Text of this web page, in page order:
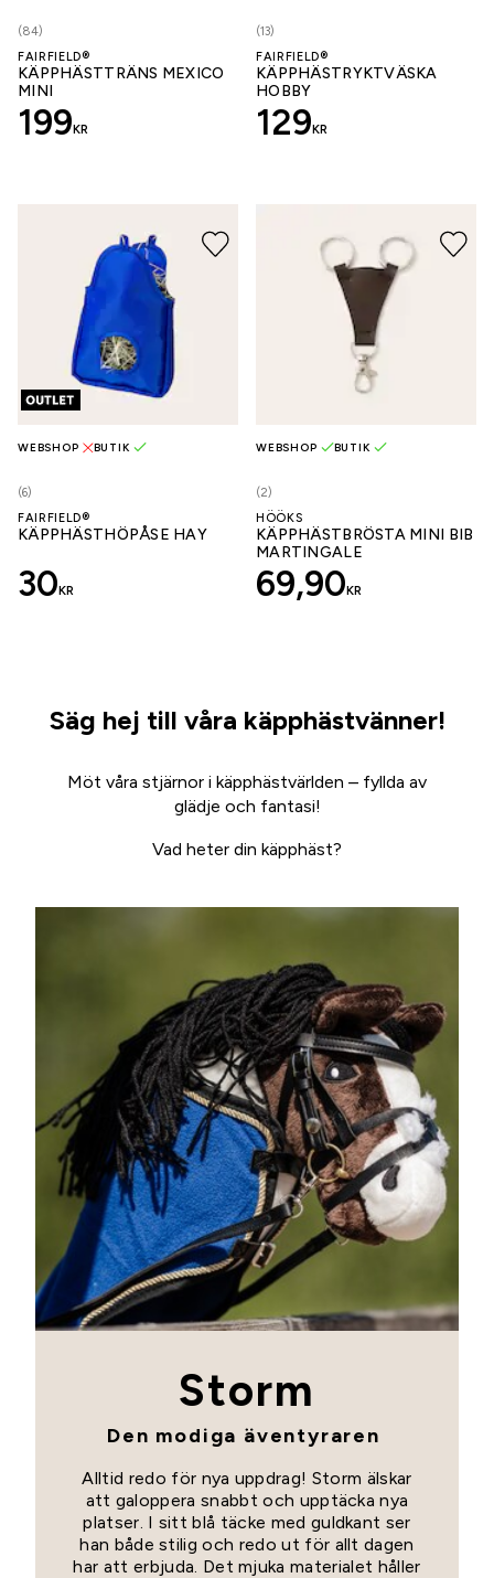
(84)
FAIRFIELD®
KÄPPHÄSTTRÄNS MEXICO
MINI
199KR
(13)
FAIRFIELD®
KÄPPHÄSTRYKTVÄSKA
HOBBY
129KR
(6)
WEBSHOP BUTIK
FAIRFIELD®
KÄPPHÄSTHÖPÅSE HAY
30KR
(2)
WEBSHOP BUTIK
HÖÖKS
KÄPPHÄSTBRÖSTA MINI BIB
MARTINGALE
69,90KR
Säg hej till våra käpphästvänner!
Möt våra stjärnor i käpphästvärlden – fyllda av
glädje och fantasi!
Vad heter din käpphäst?
Storm
Den modiga äventyraren
Alltid redo för nya uppdrag! Storm älskar
att galoppera snabbt och upptäcka nya
platser. I sitt blå täcke med guldkant ser
han både stilig och redo ut för allt dagen
har att erbjuda. Det mjuka materialet håller